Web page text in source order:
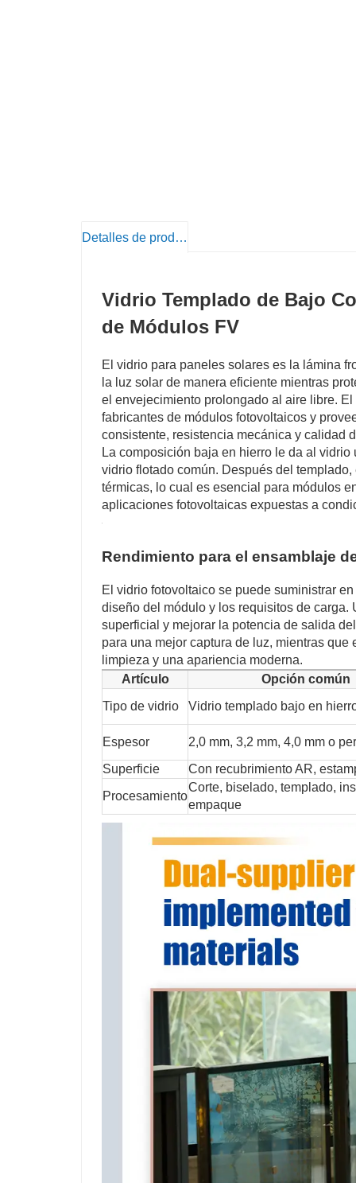
Detalles de producto
Vidrio Templado de Bajo
de Módulos FV
El vidrio para paneles solares es la lámina
la luz solar de manera eficiente mientras
el envejecimiento prolongado al aire libre.
fabricantes de módulos fotovoltaicos y
consistente, resistencia mecánica y calidad
La composición baja en hierro le da al
vidrio flotado común. Después del
térmicas, lo cual es esencial para módulos
aplicaciones fotovoltaicas expuestas a
Rendimiento para el ensamblaje
El vidrio fotovoltaico se puede suministrar
diseño del módulo y los requisitos de
superficial y mejorar la potencia de salida
para una mejor captura de luz, mientras
limpieza y una apariencia moderna.
Artículo
Opción común
Tipo de vidrio
Vidrio templado bajo en
Espesor
2,0 mm, 3,2 mm, 4,0 mm o
Superficie
Con recubrimiento AR,
Procesamiento
Corte, biselado, templado,
empaque